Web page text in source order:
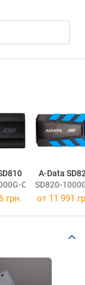
CBK
A-Data
SD820-
грн. от 11 991